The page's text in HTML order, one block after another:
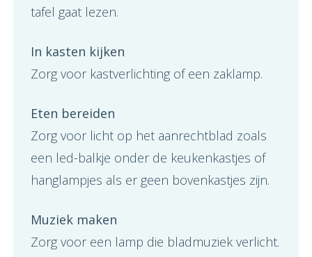
tafel gaat lezen.
In kasten kijken
Zorg voor kastverlichting of een zaklamp.
Eten bereiden
Zorg voor licht op het aanrechtblad zoals
een led-balkje onder de keukenkastjes of
hanglampjes als er geen bovenkastjes zijn.
Muziek maken
Zorg voor een lamp die bladmuziek verlicht.